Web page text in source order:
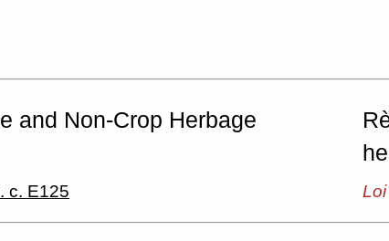
and Non-Crop Herbage
c. E125